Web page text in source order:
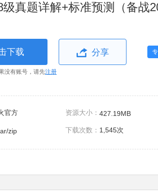
真题详解+标准预测（备战
下载 分享
没有账号，请先注册
官方 资源大小： 427.19MB
zip 下载次数： 1,545次